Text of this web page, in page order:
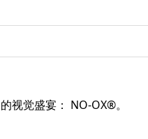
视觉盛宴： NO-OX®。